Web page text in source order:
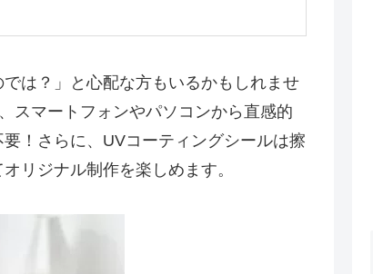
は？」と心配な方もいるかもしれませ
スマートフォンやパソコンから直感的
！さらに、UVコーティングシールは擦
リジナル制作を楽しめます。